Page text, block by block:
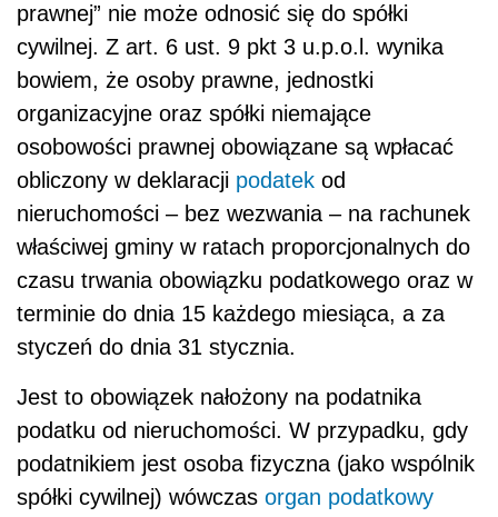
prawnej” nie może odnosić się do spółki
cywilnej. Z art. 6 ust. 9 pkt 3 u.p.o.l. wynika
bowiem, że osoby prawne, jednostki
organizacyjne oraz spółki niemające
osobowości prawnej obowiązane są wpłacać
obliczony w deklaracji podatek od
nieruchomości – bez wezwania – na rachunek
właściwej gminy w ratach proporcjonalnych do
czasu trwania obowiązku podatkowego oraz w
terminie do dnia 15 każdego miesiąca, a za
styczeń do dnia 31 stycznia.
Jest to obowiązek nałożony na podatnika
podatku od nieruchomości. W przypadku, gdy
podatnikiem jest osoba fizyczna (jako wspólnik
spółki cywilnej) wówczas organ podatkowy